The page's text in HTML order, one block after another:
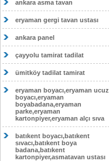
ankara asma tavan
eryaman gergi tavan ustası
ankara panel
çayyolu tamirat tadilat
ümitköy tadilat tamirat
eryaman boyacı,eryaman ucuz
boyacı,eryaman
boyabadana,eryaman
parke,eryaman
kartonpiyer,eryaman alçı sıva
batıkent boyacı,batıkent
sıvacı,batıkent boya
badana,batıkent
kartonpiyer,asmatavan ustası